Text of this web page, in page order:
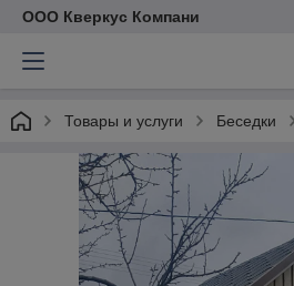
ООО Кверкус Компани
Товары и услуги Беседки